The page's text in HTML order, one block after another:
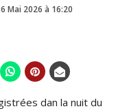
6 Mai 2026 à 16:20
dan la nuit du